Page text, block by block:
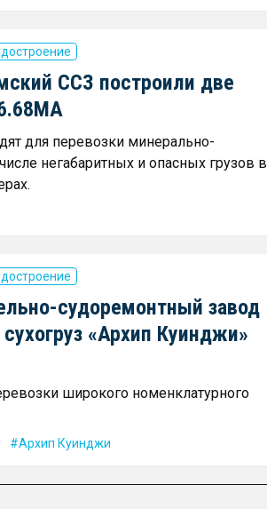
ССЗ построили две
для перевозки минерально-
негабаритных и опасных грузов в
судоремонтный завод
«Архип Куинджи»
широкого номенклатурного
Архип Куинджи